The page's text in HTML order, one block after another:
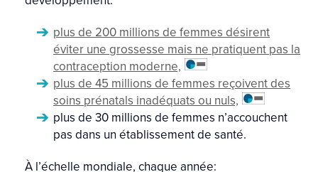
plus de 200 millions de femmes désirent
éviter une grossesse mais ne pratiquent pas la
contraception moderne,
plus de 45 millions de femmes reçoivent des
soins prénatals inadéquats ou nuls,
plus de 30 millions de femmes n’accouchent
pas dans un établissement de santé.
À l’échelle mondiale, chaque année: